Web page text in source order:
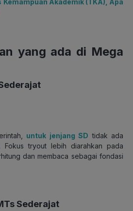
yang ada di Mega
untuk jenjang SD tidak ada
Fokus tryout lebih diarahkan pada
dan membaca sebagai fondasi
Sederajat